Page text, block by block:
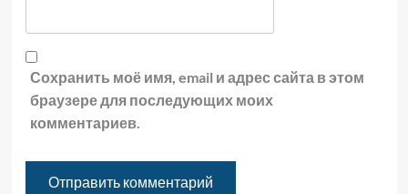
Сохранить моё имя, email и адрес сайта в этом
браузере для последующих моих
комментариев.